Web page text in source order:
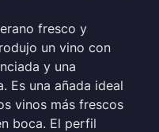
fresco y
un vino con
y una
Es una añada ideal
vinos más frescos
boca. El perfil